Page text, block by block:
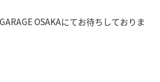
OSAKAにてお待ちしておりま